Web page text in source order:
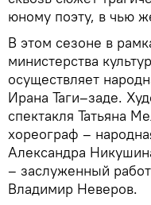
юному поэту, в чью
В этом сезоне в
министерства
осуществляет
Ирана Таги–заде.
спектакля Татьяна
хореограф –
Александра
– заслуженный
Владимир Неверов.